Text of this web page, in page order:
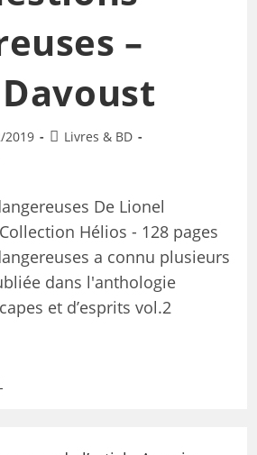
–
2019
Livres & BD
De Lionel
Hélios - 128 pages
a connu plusieurs
dans l'anthologie
et d’esprits vol.2